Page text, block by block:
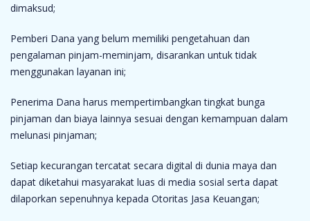
dimaksud;
Pemberi Dana yang belum memiliki pengetahuan dan
pengalaman pinjam-meminjam, disarankan untuk tidak
menggunakan layanan ini;
Penerima Dana harus mempertimbangkan tingkat bunga
pinjaman dan biaya lainnya sesuai dengan kemampuan dalam
melunasi pinjaman;
Setiap kecurangan tercatat secara digital di dunia maya dan
dapat diketahui masyarakat luas di media sosial serta dapat
dilaporkan sepenuhnya kepada Otoritas Jasa Keuangan;